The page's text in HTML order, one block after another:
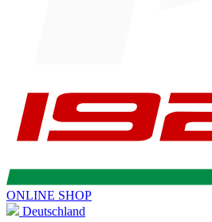
ONLINE SHOP
Deutschland